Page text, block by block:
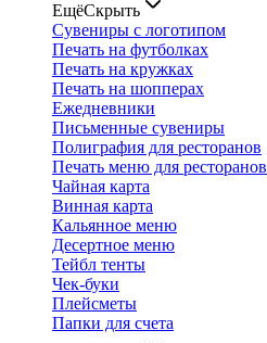
ЕщёСкрыть
Сувениры с логотипом
Печать на футболках
Печать на кружках
Печать на шопперах
Ежедневники
Письменные сувениры
Полиграфия для ресторанов
Печать меню для ресторанов
Чайная карта
Винная карта
Кальянное меню
Десертное меню
Тейбл тенты
Чек-буки
Плейсметы
Папки для счета